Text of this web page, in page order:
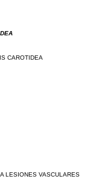
CAROTIDEA
LESIONES VASCULARES